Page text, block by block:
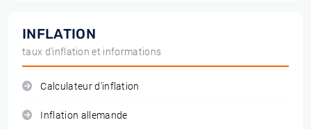
INFLATION
taux d'inflation et informations
Calculateur d'inflation
Inflation allemande